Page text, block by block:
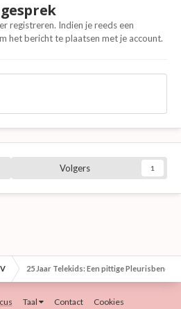
registreren. Indien je reeds een
het bericht te plaatsen met je account.
Volgers 1
25 Jaar Telekids: Een pittige Pleurisbende!
Taal Contact Cookies